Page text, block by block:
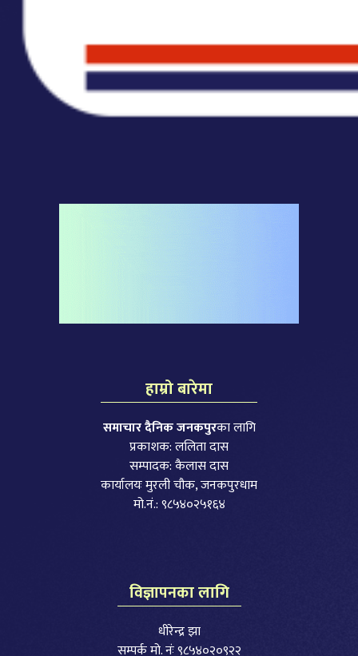
हाम्रो बारेमा
समाचार दैनिक जनकपुरका लागि
प्रकाशक: ललिता दास
सम्पादक: कैलास दास
कार्यालयः मुरली चौक, जनकपुरधाम
मो.नं.: ९८५४०२५१६४
विज्ञापनका लागि
धीरेन्द्र झा
सम्पर्क मो. नंः ९८५४०२०९२२